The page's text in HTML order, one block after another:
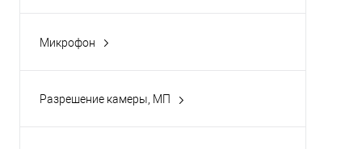
Микрофон
Разрешение камеры, МП